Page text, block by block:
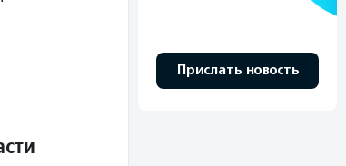
Прислать новость